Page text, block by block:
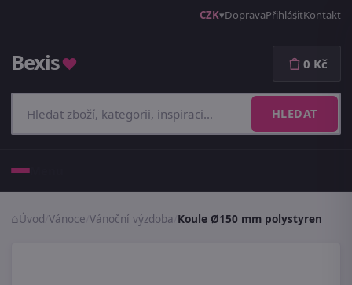
CZK DopravaPřihlásitKontakt
Bexis♥
HLEDAT
0 Kč
Úvod Vánoce Vánoční výzdoba Koule Ø150 mm polystyren